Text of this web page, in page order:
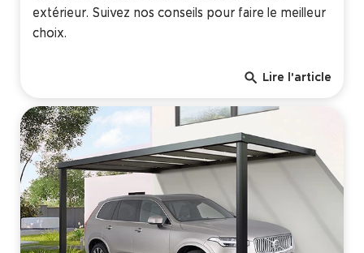
extérieur. Suivez nos conseils pour faire le meilleur
choix.
search Lire l'article